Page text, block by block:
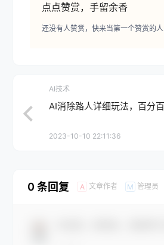
点点赞赏，手留余香
还没有人赞赏，快来当第一个赞赏的人
AI技术
AI消除路人详细玩法，百分
2023-10-10 22:11:36
0 条回复 A 文章作者 M 管理员